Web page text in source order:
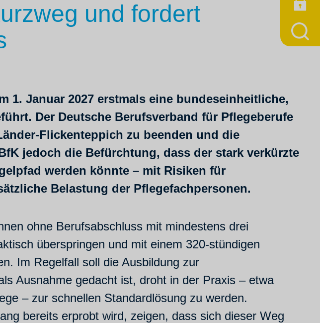
und fordert
1. Januar 2027 erstmals eine bundeseinheitliche,
Der Deutsche Berufsverband für Pflegeberufe
Flickenteppich zu beenden und die
jedoch die Befürchtung, dass der stark verkürzte
werden könnte – mit Risiken für
Belastung der Pflegefachpersonen.
ohne Berufsabschluss mit mindestens drei
überspringen und mit einem 320-stündigen
Im Regelfall soll die Ausbildung zur
Ausnahme gedacht ist, droht in der Praxis – etwa
– zur schnellen Standardlösung zu werden.
bereits erprobt wird, zeigen, dass sich dieser Weg